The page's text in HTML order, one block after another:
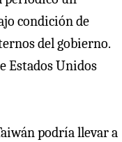
condición de
del gobierno.
Estados Unidos
podría llevar a